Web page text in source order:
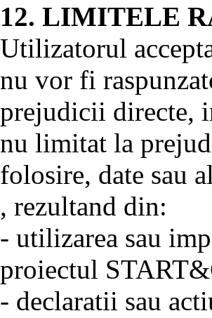
12. LIMITELE
Utilizatorul
nu vor fi
prejudicii directe,
nu limitat la
folosire, date sau
, rezultand din:
- utilizarea sau
proiectul
- declaratii sau